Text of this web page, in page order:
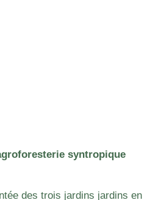
syntropique
des trois jardins jardins en